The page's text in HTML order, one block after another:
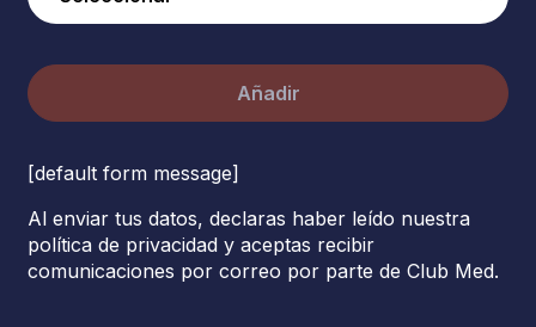
Añadir
[default form message]
Al enviar tus datos, declaras haber leído nuestra
política de privacidad y aceptas recibir
comunicaciones por correo por parte de Club Med.